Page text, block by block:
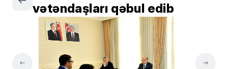
vətəndaşları qəbul edib